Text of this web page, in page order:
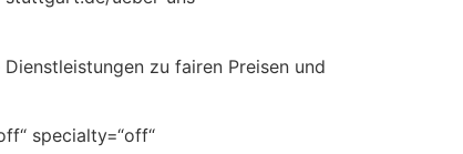
zu fairen Preisen und
specialty=“off“